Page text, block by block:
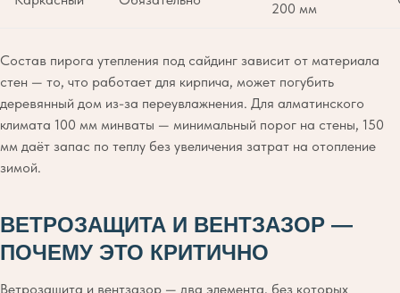
200 мм
Состав пирога утепления под сайдинг зависит от материала
стен — то, что работает для кирпича, может погубить
деревянный дом из-за переувлажнения. Для алматинского
климата 100 мм минваты — минимальный порог на стены, 150
мм даёт запас по теплу без увеличения затрат на отопление
зимой.
ВЕТРОЗАЩИТА И ВЕНТЗАЗОР —
ПОЧЕМУ ЭТО КРИТИЧНО
Ветрозащита и вентзазор — два элемента, без которых